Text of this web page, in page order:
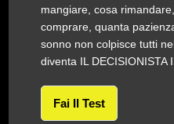
mangiare, cosa
comprare, quanta
sonno non colpisce tutti
diventa IL DECISIONISTA
Fai Il Test